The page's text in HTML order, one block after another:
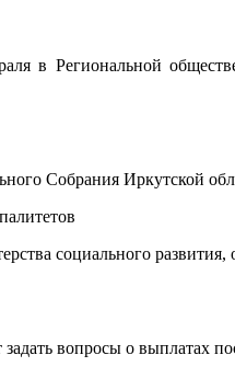
в Региональной
Собрания Иркутской
социального
вопросы о выплатах